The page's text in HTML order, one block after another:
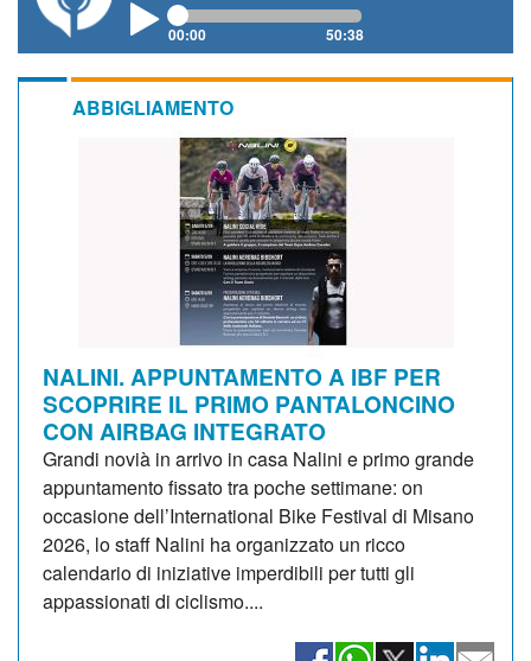
00:00 50:38
ABBIGLIAMENTO
NALINI. APPUNTAMENTO A IBF PER
SCOPRIRE IL PRIMO PANTALONCINO
CON AIRBAG INTEGRATO
Grandi novià in arrivo in casa Nalini e primo grande
appuntamento fissato tra poche settimane: on
occasione dell’International Bike Festival di Misano
2026, lo staff Nalini ha organizzato un ricco
calendario di iniziative imperdibili per tutti gli
appassionati di ciclismo....